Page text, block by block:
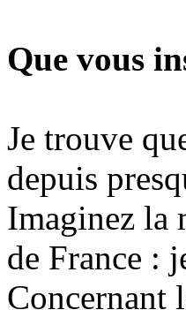
Que vous
Je trouve
depuis
Imaginez la
de France :
Concernant